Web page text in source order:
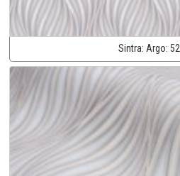
Sintra: Argo: